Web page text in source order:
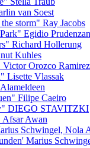
van Soest
storm" Ray Jacobs
Egidio
Richard Hollerung
Kuhles
Victor Orozco Ramirez
Lisette Vlassak
Filipe Caeiro
DIEGO STAVITZKI
Afsar Awan
Schwingel, Nola
Marius